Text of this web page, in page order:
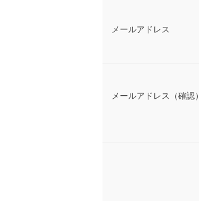
メールアドレス
メールアドレス（確認）